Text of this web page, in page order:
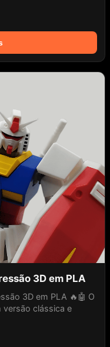
3D em PLA
3D em PLA 🔥🤖 O
versão clássica e